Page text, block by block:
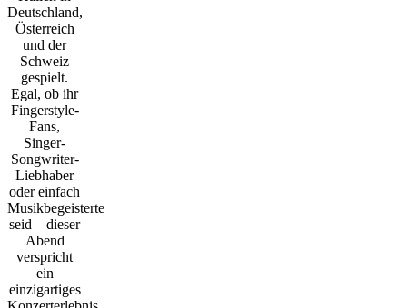
Deutschland,
Österreich
und der
Schweiz
gespielt.
Egal, ob ihr
Fingerstyle-
Fans,
Singer-
Songwriter-
Liebhaber
oder einfach
Musikbegeisterte
seid – dieser
Abend
verspricht
ein
einzigartiges